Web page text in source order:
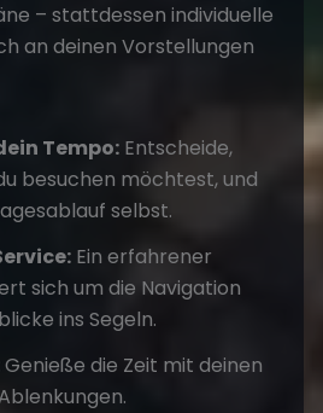
– stattdessen individuelle
an deinen Vorstellungen
Tempo: Entscheide,
besuchen möchtest, und
selbst.
Ein erfahrener
sich um die Navigation
ins Segeln.
Genieße die Zeit mit deinen